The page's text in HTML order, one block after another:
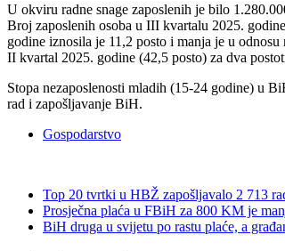
U okviru radne snage zaposlenih je bilo
Broj zaposlenih osoba u III kvartalu 2025.
godine iznosila je 11,2 posto i manja je u
II kvartal 2025. godine (42,5 posto) za dva
Stopa nezaposlenosti mladih (15-24 godine) u
rad i zapošljavanje BiH.
Gospodarstvo
Top 20 tvrtki u HBŽ zapošljavalo 2 713
Prosječna plaća u FBiH za 800 KM je
BiH druga u svijetu po rastu plaće, a